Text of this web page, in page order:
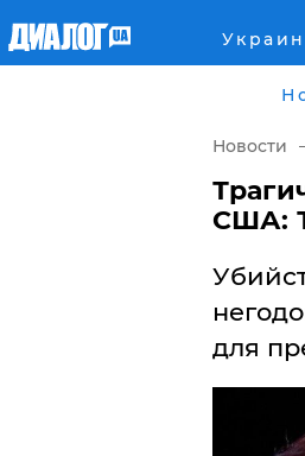
Военное
Новости
США:
для